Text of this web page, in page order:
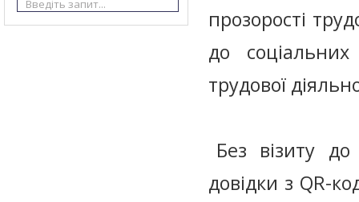
прозорості
до
трудової
Без візиту
довідки з QR-